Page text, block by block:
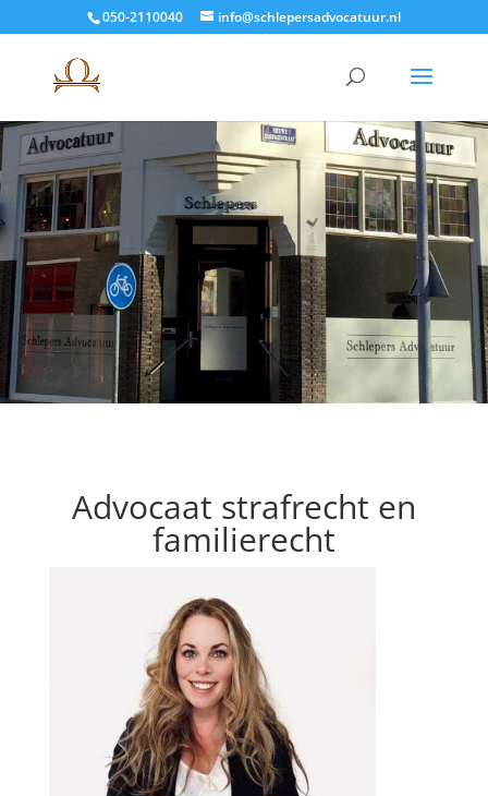
050-2110040 info@schlepersadvocatuur.nl
Advocaat strafrecht en
familierecht